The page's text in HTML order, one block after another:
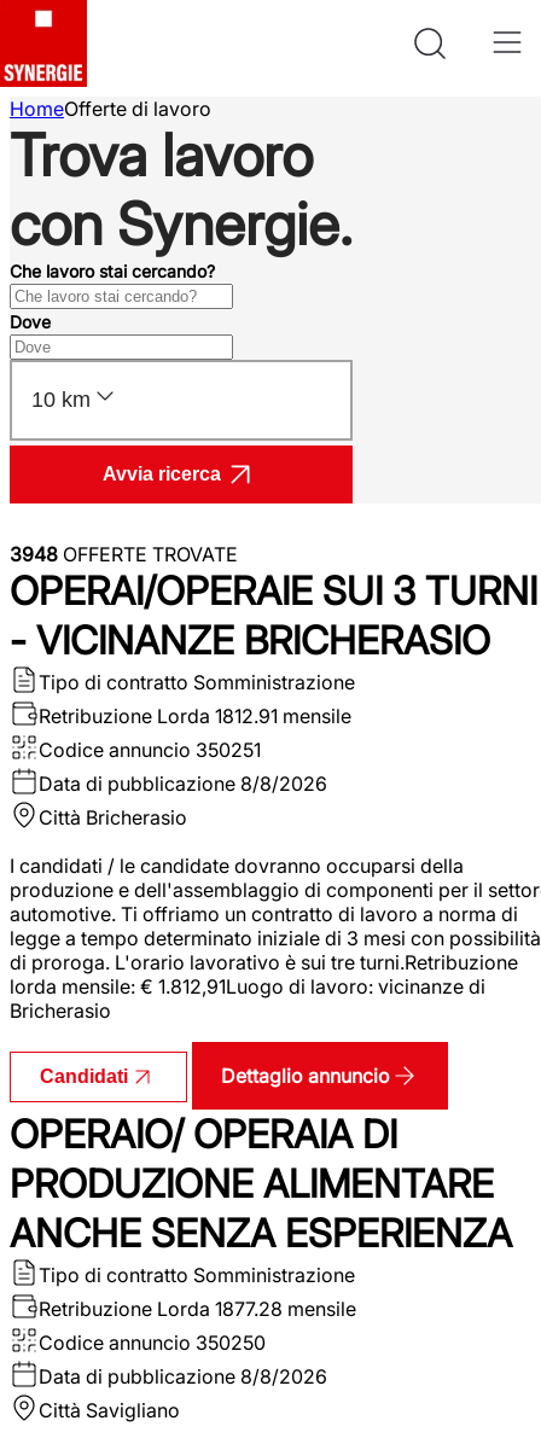
HomeOfferte di lavoro
Trova lavoro
con Synergie.
Che lavoro stai cercando?
Dove
10 km
Avvia ricerca
3948 OFFERTE TROVATE
OPERAI/OPERAIE SUI 3 TURNI
- VICINANZE BRICHERASIO
Tipo di contratto Somministrazione
Retribuzione Lorda 1812.91 mensile
Codice annuncio 350251
Data di pubblicazione 8/8/2026
Città Bricherasio
I candidati / le candidate dovranno occuparsi della
produzione e dell'assemblaggio di componenti per il
automotive. Ti offriamo un contratto di lavoro a norma di
legge a tempo determinato iniziale di 3 mesi con possibilità
di proroga. L'orario lavorativo è sui tre turni.Retribuzione
lorda mensile: € 1.812,91Luogo di lavoro: vicinanze di
Bricherasio
Candidati Dettaglio annuncio
OPERAIO/ OPERAIA DI
PRODUZIONE ALIMENTARE
ANCHE SENZA ESPERIENZA
Tipo di contratto Somministrazione
Retribuzione Lorda 1877.28 mensile
Codice annuncio 350250
Data di pubblicazione 8/8/2026
Città Savigliano